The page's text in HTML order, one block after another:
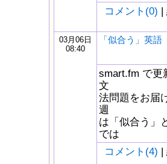
コメント(0) |
03月06日
08:40
「似合う」英語
smart.fm で更
文
法問題をお届
週
は「似合う」
では
コメント(4) |